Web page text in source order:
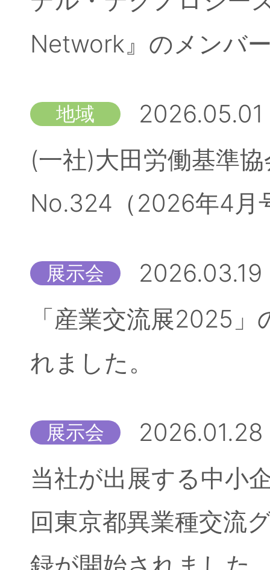
Network』のメンバ
地域
2026.05.01
(一社)大田労働基準
No.324（2026年4月
展示会
2026.03.19
「産業交流展2025
れました。
展示会
2026.01.28
当社が出展する中小
回東京都異業種交流